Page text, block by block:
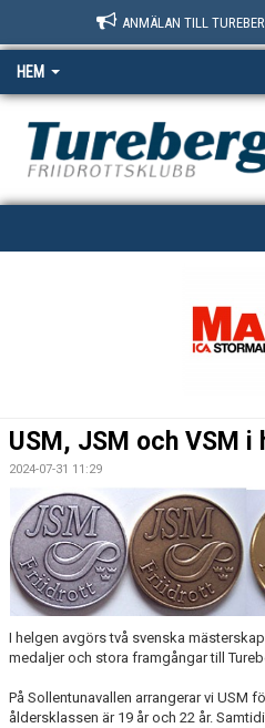
ANMÄLAN TILL
HEM
MEDLEM
ARRANGEMANG
STATISTIK & RESULTAT
FUNKTIONÄR
TÄVLINGAR
KONTAKT
USM, JSM och VSM i
2024-07-31 11:29
I helgen avgörs två svenska
medaljer och stora framgångar till
På Sollentunavallen arrangerar vi USM
åldersklassen är 19 år och 22 år.